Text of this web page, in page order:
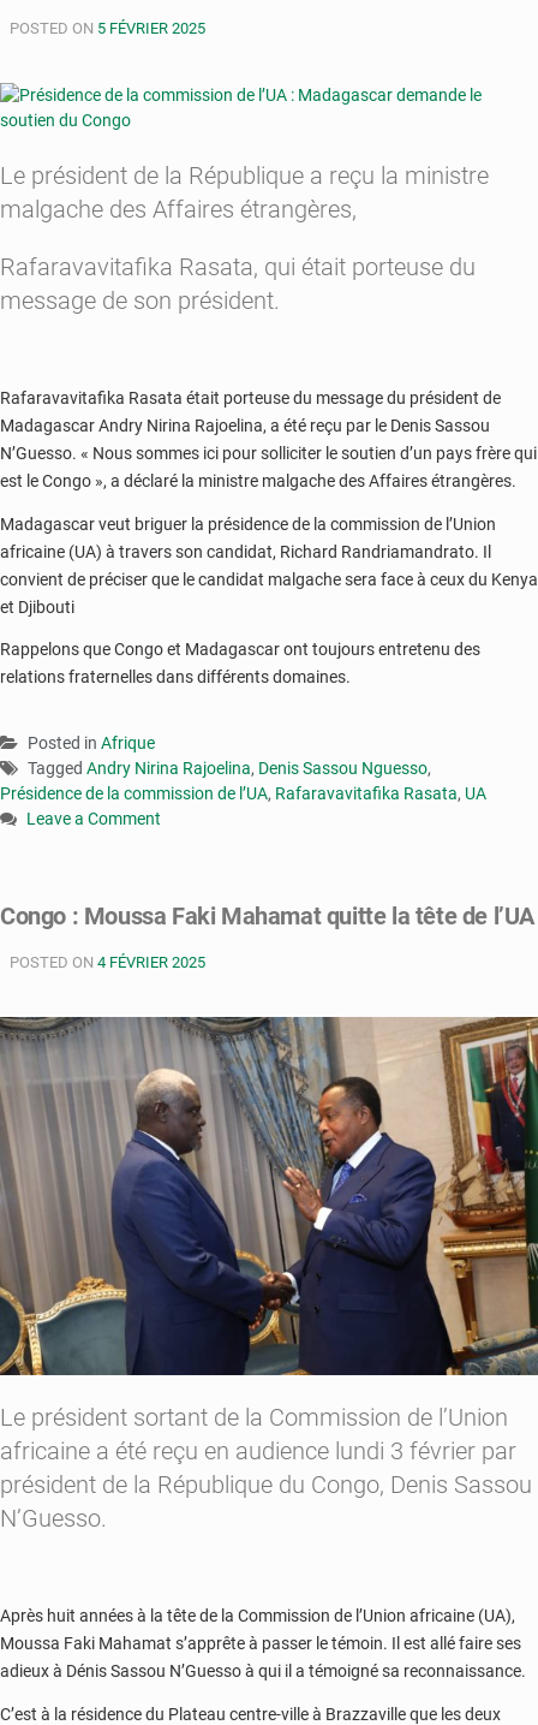
contraintes
le
FESPAM
le
12
POSTED ON 5 FÉVRIER 2025
Le président de la République a reçu la ministre
malgache des Affaires étrangères,
Rafaravavitafika Rasata, qui était porteuse du
message de son président.
Rafaravavitafika Rasata était porteuse du message du président de
Madagascar Andry Nirina Rajoelina, a été reçu par le Denis Sassou
N’Guesso. « Nous sommes ici pour solliciter le soutien d’un pays frère qui
est le Congo », a déclaré la ministre malgache des Affaires étrangères.
Madagascar veut briguer la présidence de la commission de l’Union
africaine (UA) à travers son candidat, Richard Randriamandrato. Il
convient de préciser que le candidat malgache sera face à ceux du Kenya
et Djibouti
Rappelons que Congo et Madagascar ont toujours entretenu des
relations fraternelles dans différents domaines.
Posted in Afrique
Tagged Andry Nirina Rajoelina, Denis Sassou Nguesso,
Présidence de la commission de l’UA, Rafaravavitafika Rasata, UA
Leave a Comment
la
de
:
Madagascar
demande
soutien
Congo : Moussa Faki Mahamat quitte la tête de l’UA
POSTED ON 4 FÉVRIER 2025
Le président sortant de la Commission de l’Union
africaine a été reçu en audience lundi 3 février par
président de la République du Congo, Denis Sassou
N’Guesso.
Après huit années à la tête de la Commission de l’Union africaine (UA),
Moussa Faki Mahamat s’apprête à passer le témoin. Il est allé faire ses
adieux à Dénis Sassou N’Guesso à qui il a témoigné sa reconnaissance.
C’est à la résidence du Plateau centre-ville à Brazzaville que les deux